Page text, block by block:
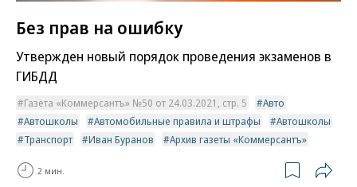
Без прав на ошибку
Утвержден новый порядок проведения экзаменов в
ГИБДД
Газета «Коммерсантъ» №50 от 24.03.2021, стр. 5
Авто
Автошколы
Автомобильные правила и штрафы
Автошколы
Транспорт
Иван Буранов Архив газеты «Коммерсантъ»
2 мин.